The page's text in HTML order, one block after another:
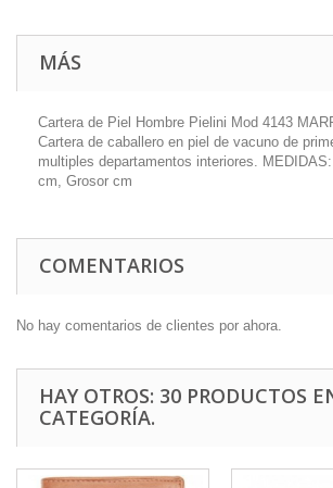
MÁS
Cartera de Piel Hombre Pielini Mod 4143
Cartera de caballero en piel de vacuno de
multiples departamentos interiores.
cm, Grosor cm
COMENTARIOS
No hay comentarios de clientes por ahora.
HAY OTROS: 30 PRODUCTOS
CATEGORÍA.